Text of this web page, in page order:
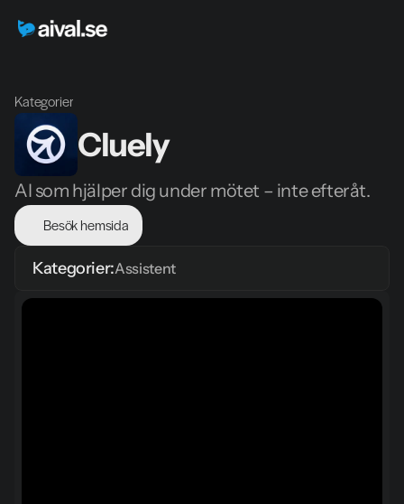
Kategorier
Cluely
AI som hjälper dig under mötet – inte efteråt.
Besök hemsida
Kategorier:Assistent